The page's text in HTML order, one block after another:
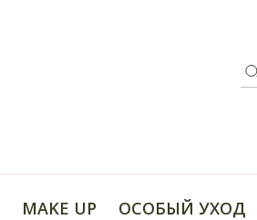
MAKE UP ОСОБЫЙ УХОД